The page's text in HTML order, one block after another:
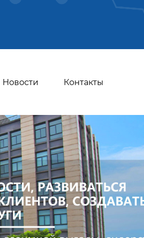
Новости Контакты